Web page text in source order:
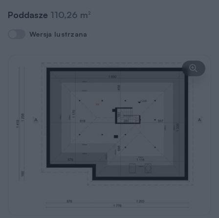
Poddasze 110,26 m2
Wersja lustrzana
Wersja lustrzana